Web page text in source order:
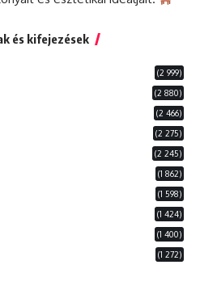
és kifejezések
(2 999)
(2 880)
(2 466)
(2 275)
(2 245)
(1 862)
(1 598)
(1 424)
(1 400)
(1 272)